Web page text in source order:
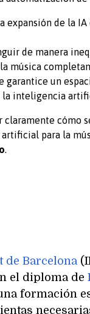
expansión de la
de manera
música
un
inteligencia
cómo
para la
.
de Barcelona
el diploma de
formación